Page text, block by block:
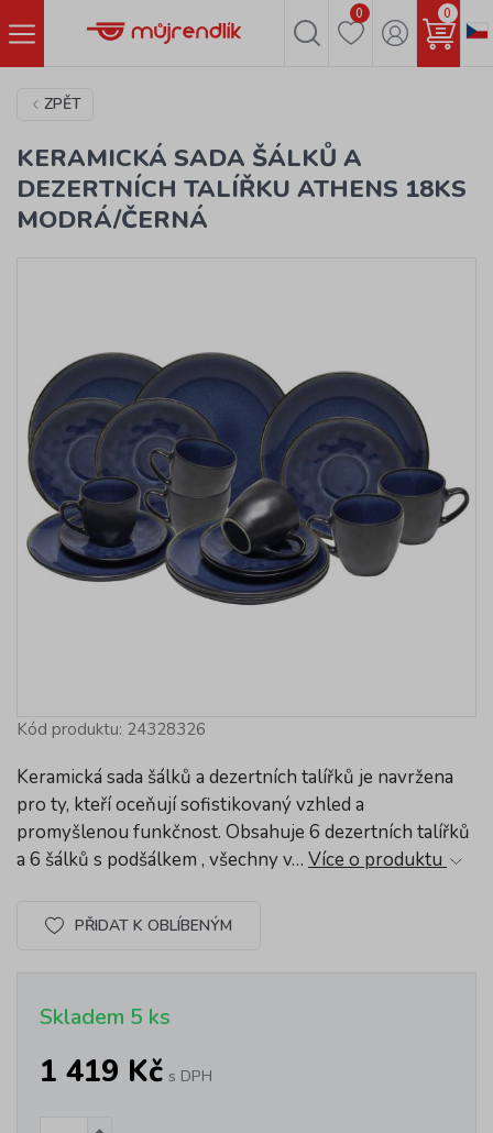
0 0
ZPĚT
KERAMICKÁ SADA ŠÁLKŮ A
DEZERTNÍCH TALÍŘKU ATHENS 18KS
MODRÁ/ČERNÁ
Kód produktu: 24328326
Keramická sada šálků a dezertních talířků je navržena
pro ty, kteří oceňují sofistikovaný vzhled a
promyšlenou funkčnost. Obsahuje 6 dezertních talířků
a 6 šálků s podšálkem , všechny v… Více o produktu
PŘIDAT K OBLÍBENÝM
Skladem 5 ks
1 419 Kč s DPH